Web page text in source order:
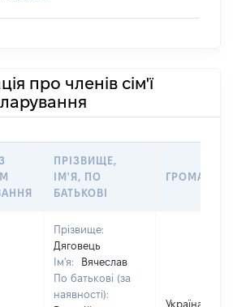
про членів сім'ї
ПРІЗВИЩЕ,
ІМ'Я, ПО
БАТЬКОВІ
Прізвище:
Дяговець
Ім'я:
Вячеслав
По батькові (за
наявності):
Україна